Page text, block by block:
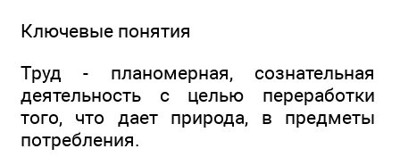
Ключевые понятия
Труд - планомерная, сознательная
деятельность с целью переработки
того, что дает природа, в предметы
потребления.